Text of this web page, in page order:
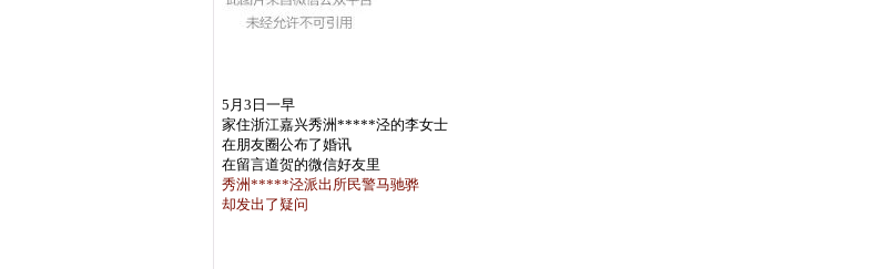
5月3日一早
家住浙江嘉兴秀洲*****泾的李女士
在朋友圈公布了婚讯
在留言道贺的微信好友里
秀洲*****泾派出所民警马驰骅
却发出了疑问